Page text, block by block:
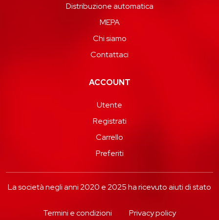
Distribuzione automatica
MEPA
Chi siamo
Contattaci
ACCOUNT
Utente
Registrati
Carrello
Preferiti
La società negli anni 2020 e 2025 ha ricevuto aiuti di stato
Termini e condizioni Privacy policy